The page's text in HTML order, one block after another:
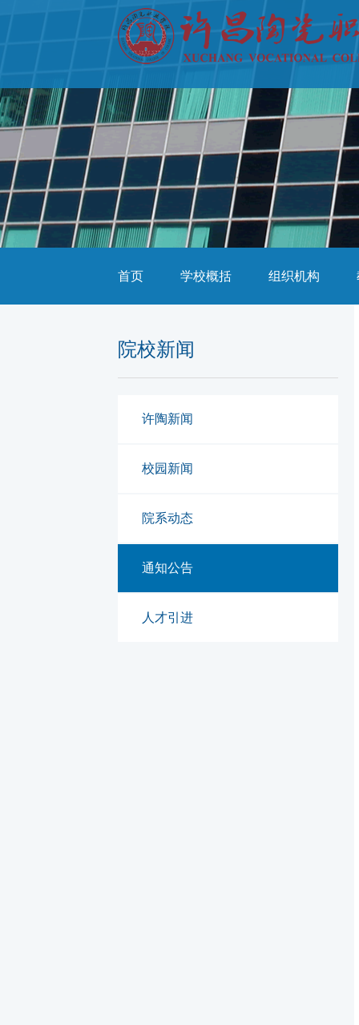
首页 学校概括 组织机构
院校新闻
许陶新闻
校园新闻
院系动态
通知公告
人才引进